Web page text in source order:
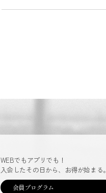
WEBでもアプリでも！
入会したその日から、お得が始まる。
会員プログラム